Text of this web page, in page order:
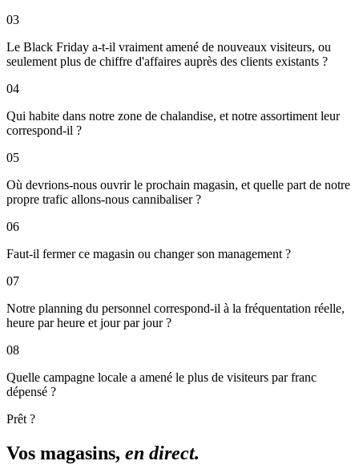
03
Le Black Friday a-t-il vraiment amené de nouveaux visiteurs, ou
seulement plus de chiffre d'affaires auprès des clients existants ?
04
Qui habite dans notre zone de chalandise, et notre assortiment leur
correspond-il ?
05
Où devrions-nous ouvrir le prochain magasin, et quelle part de notre
propre trafic allons-nous cannibaliser ?
06
Faut-il fermer ce magasin ou changer son management ?
07
Notre planning du personnel correspond-il à la fréquentation réelle,
heure par heure et jour par jour ?
08
Quelle campagne locale a amené le plus de visiteurs par franc
dépensé ?
Prêt ?
Vos magasins, en direct.